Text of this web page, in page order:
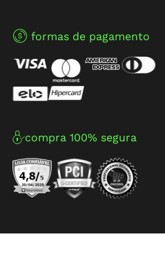
formas de pagamento
compra 100% segura